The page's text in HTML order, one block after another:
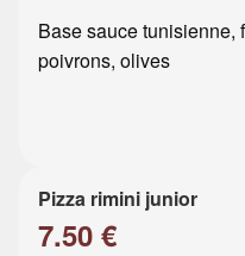
Base sauce tunisienne,
poivrons, olives
Pizza rimini junior
7.50 €